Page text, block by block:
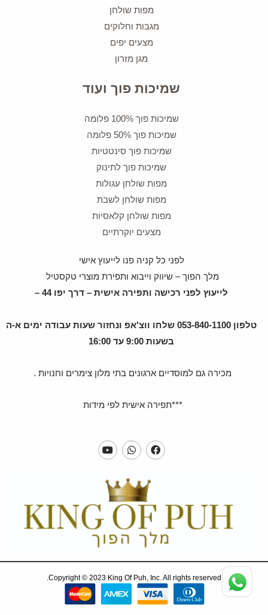
מפות שולחן
מגבות וחלוקים
מצעים יפים
מגן מזרון
שמיכות פוך ועוד
שמיכות פוך 100% פלומה
שמיכות פוך 50% פלומה
שמיכות פוך סינטטיות
שמיכות פוך לתינוק
מפות שולחן עגולות
מפות שולחן לשבת
מפות שולחן קלאסיות
מצעים יוקרתיים
לפני כל קניה פנו לייעוץ אישי
מלך הפוך – שיווק וייבוא ותפירת מוצרי טקסטיל
לייעוץ לפני רכישה ותפירה אישית – דרך יפו 44 –
טלפון 053-840-1100 שלחו ווצ'אפ ונחזור שעות עבודה ימים א-ה
בשעות 9:00 עד 16:00
מכירה גם למוסדיים ארגונים בתי מלון צימרים וחנויות .
***תפירה אישית לפי מידות
Copyright © 2023 King Of Puh, Inc. All rights reserved.